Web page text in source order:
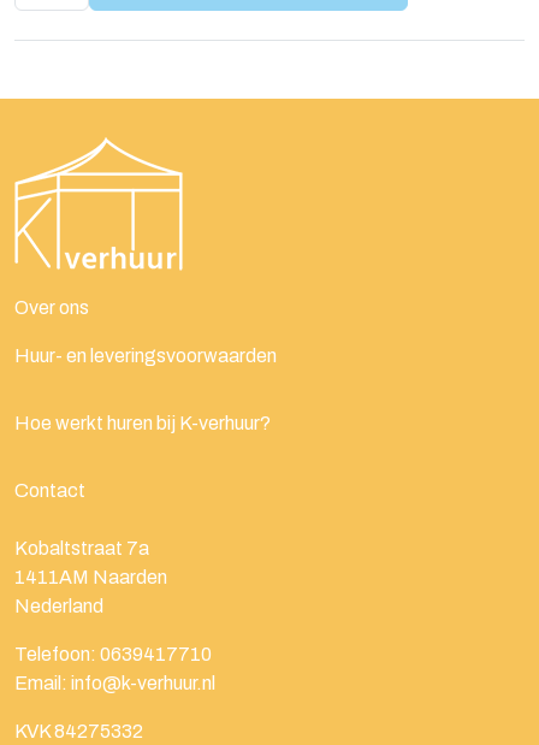
Over ons
Huur- en leveringsvoorwaarden
Hoe werkt huren bij K-verhuur?
Contact
Kobaltstraat 7a
1411AM Naarden
Nederland
Telefoon: 0639417710
Email: info@k-verhuur.nl
KVK 84275332